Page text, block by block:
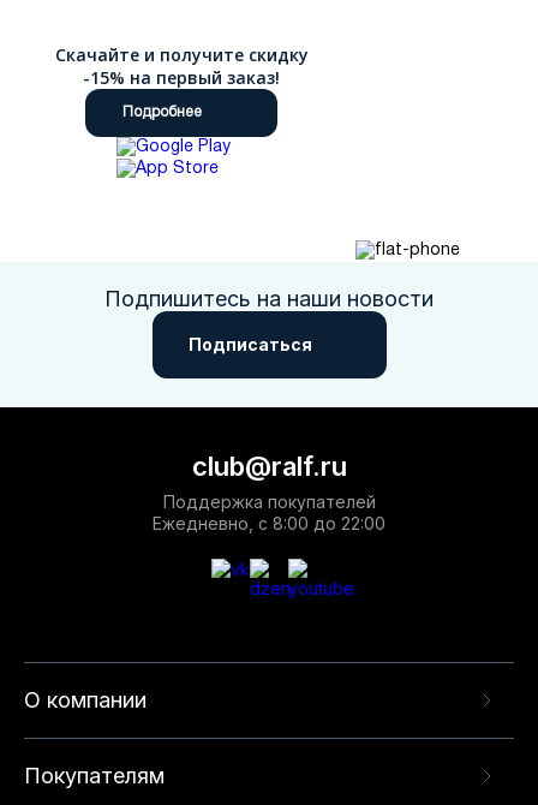
Скачайте и получите скидку
-15% на первый заказ!
Подробнее
Подпишитесь на наши новости
Подписаться
О компании
Покупателям
club@ralf.ru
Поддержка покупателей
Ежедневно, с 8:00 до 22:00